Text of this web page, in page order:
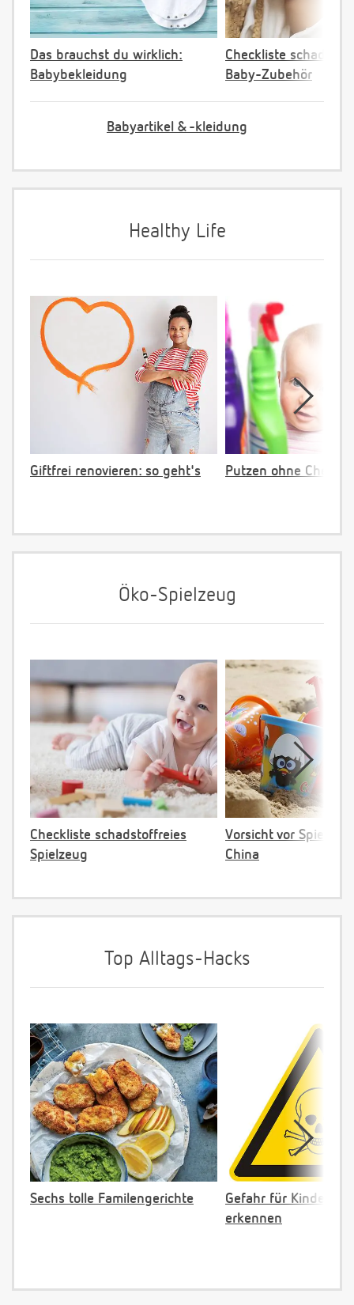
Das brauchst du wirklich:
Babybekleidung
Checkliste
Baby-Zubehör
Babyartikel & -kleidung
Healthy Life
Giftfrei renovieren: so geht's Putzen ohne Chemie
Öko-Spielzeug
Checkliste schadstoffreies
Spielzeug
Vorsicht vor
China
Top Alltags-Hacks
Sechs tolle Familengerichte
Gefahr für Kinder:
erkennen